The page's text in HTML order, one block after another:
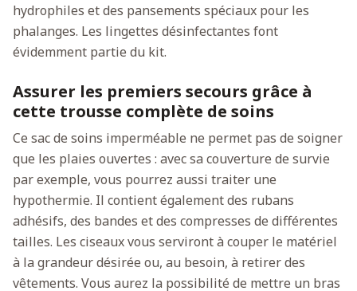
hydrophiles et des pansements spéciaux pour les
phalanges. Les lingettes désinfectantes font
évidemment partie du kit.
Assurer les premiers secours grâce à
cette trousse complète de soins
Ce sac de soins imperméable ne permet pas de soigner
que les plaies ouvertes : avec sa couverture de survie
par exemple, vous pourrez aussi traiter une
hypothermie. Il contient également des rubans
adhésifs, des bandes et des compresses de différentes
tailles. Les ciseaux vous serviront à couper le matériel
à la grandeur désirée ou, au besoin, à retirer des
vêtements. Vous aurez la possibilité de mettre un bras